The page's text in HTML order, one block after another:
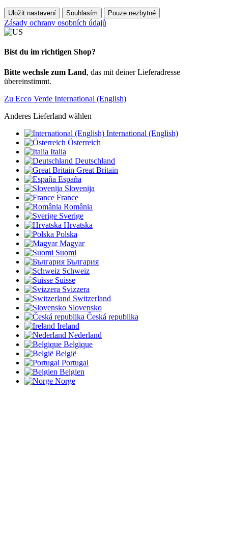
Uložit nastavení Souhlasím Pouze nezbytné
Zásady ochrany osobních údajů
Bist du im richtigen Shop?
Bitte wechsle zum Land, das mit deiner Lieferadresse
übereinstimmt.
Zu Ecco Verde International (English)
Anderes Lieferland wählen
International (English)
Österreich
Italia
Deutschland
Great Britain
España
Slovenija
France
România
Sverige
Hrvatska
Polska
Magyar
Suomi
България
Schweiz
Suisse
Svizzera
Switzerland
Slovensko
Česká republika
Ireland
Nederland
Belgique
België
Portugal
Belgien
Norge